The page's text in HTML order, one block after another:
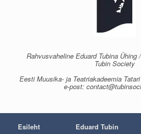
Rahvusvaheline Eduard Tubina Ühing
Tubin Society
Eesti Muusika- ja Teatriakadeemia
e-post:
Esileht Eduard Tubin